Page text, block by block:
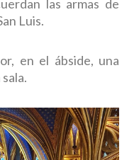
las armas de
Luis.
en el ábside, una